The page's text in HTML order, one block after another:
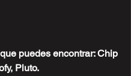
puedes encontrar: Chip
Pluto.